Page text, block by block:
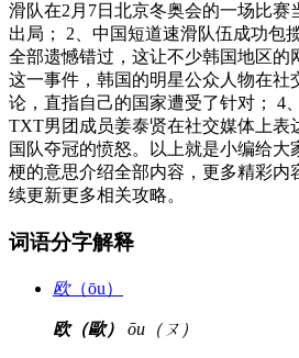
滑队在2月7日北京冬奥会的一场比赛
出局； 2、中国短道速滑队伍成功包
全部遗憾错过，这让不少韩国地区的
这一事件，韩国的明星公众人物在社
论，直指自己的国家遭受了针对； 4
TXT男团成员姜泰贤在社交媒体上表
国队夺冠的愤怒。以上就是小编给大
梗的意思介绍全部内容，更多精彩内
续更新更多相关攻略。
词语分字解释
欧（ōu）
欧（歐） ōu（ㄡ）